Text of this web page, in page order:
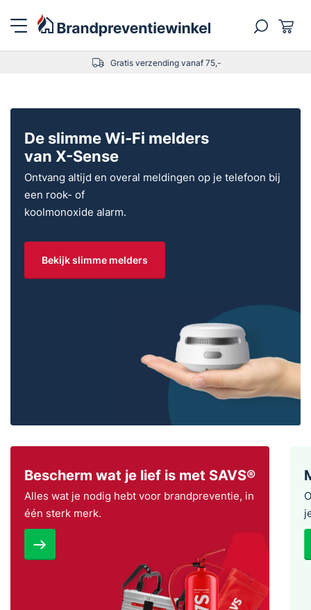
Gratis verzending vanaf 75,-
De slimme Wi-Fi melders
van X-Sense
Ontvang altijd en overal meldingen op je telefoon bij
een rook- of
koolmonoxide alarm.
Bekijk slimme melders
Bescherm wat je lief is met SAVS®
Alles wat je nodig hebt voor brandpreventie, in
één sterk merk.